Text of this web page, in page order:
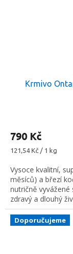
Krmivo
790 Kč
Měrná
121,54 Kč / 1 kg
Vysoce kvalitní,
měsíců) a březí
nutričně
zdravý a dlouhý
Doporučujeme